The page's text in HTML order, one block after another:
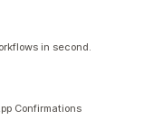
in second.
Confirmations